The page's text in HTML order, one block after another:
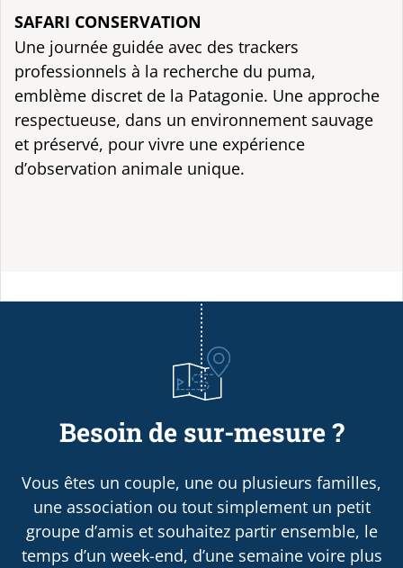
SAFARI CONSERVATION
Une journée guidée avec des trackers
professionnels à la recherche du puma,
emblème discret de la Patagonie. Une approche
respectueuse, dans un environnement sauvage
et préservé, pour vivre une expérience
d’observation animale unique.
Besoin de sur-mesure ?
Vous êtes un couple, une ou plusieurs familles,
une association ou tout simplement un petit
groupe d’amis et souhaitez partir ensemble, le
temps d’un week-end, d’une semaine voire plus